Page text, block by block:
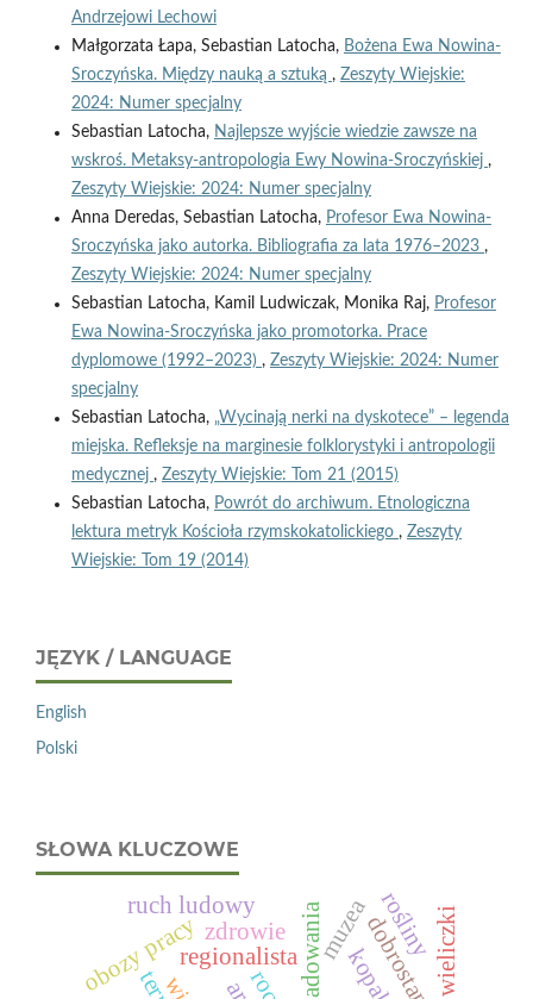
Andrzejowi Lechowi
Małgorzata Łapa, Sebastian Latocha, Bożena Ewa Nowina-
Sroczyńska. Między nauką a sztuką , Zeszyty Wiejskie:
2024: Numer specjalny
Sebastian Latocha, Najlepsze wyjście wiedzie zawsze na
wskroś. Metaksy-antropologia Ewy Nowina-Sroczyńskiej ,
Zeszyty Wiejskie: 2024: Numer specjalny
Anna Deredas, Sebastian Latocha, Profesor Ewa Nowina-
Sroczyńska jako autorka. Bibliografia za lata 1976–2023 ,
Zeszyty Wiejskie: 2024: Numer specjalny
Sebastian Latocha, Kamil Ludwiczak, Monika Raj, Profesor
Ewa Nowina-Sroczyńska jako promotorka. Prace
dyplomowe (1992–2023) , Zeszyty Wiejskie: 2024: Numer
specjalny
Sebastian Latocha, „Wycinają nerki na dyskotece” – legenda
miejska. Refleksje na marginesie folklorystyki i antropologii
medycznej , Zeszyty Wiejskie: Tom 21 (2015)
Sebastian Latocha, Powrót do archiwum. Etnologiczna
lektura metryk Kościoła rzymskokatolickiego , Zeszyty
Wiejskie: Tom 19 (2014)
JĘZYK / LANGUAGE
English
Polski
SŁOWA KLUCZOWE
obozy pracyregionalista
ruch ludowy muzea
zdrowie dobrostan
rośliny